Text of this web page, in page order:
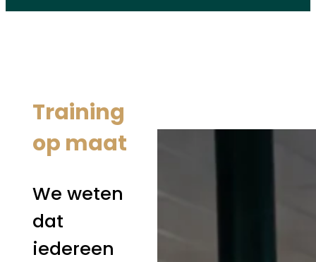
Training
op maat
We weten
dat
iedereen